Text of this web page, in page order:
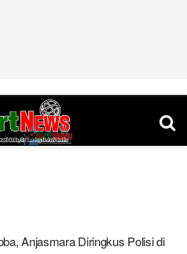
Anjasmara Diringkus Polisi di